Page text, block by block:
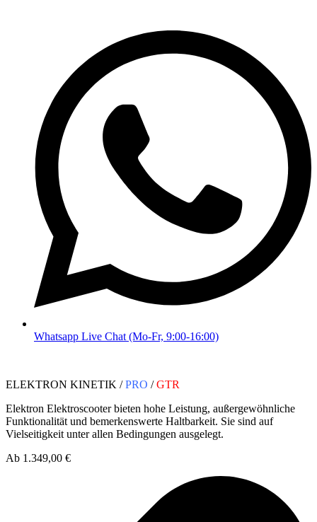
Whatsapp Live Chat (Mo-Fr, 9:00-16:00)
ELEKTRON KINETIK /PRO /GTR
Elektron Elektroscooter bieten hohe Leistung, außergewöhnliche
Funktionalität und bemerkenswerte Haltbarkeit. Sie sind auf
Vielseitigkeit unter allen Bedingungen ausgelegt.
Ab 1.349,00 €